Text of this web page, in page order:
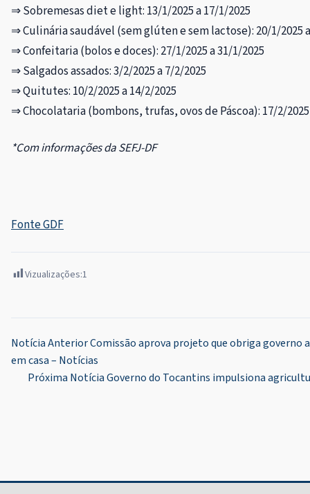
⇒ Sobremesas diet e light: 13/1/2025 a 17/1/2025
⇒ Culinária saudável (sem glúten e sem lactose): 20/1/2025
⇒ Confeitaria (bolos e doces): 27/1/2025 a 31/1/2025
⇒ Salgados assados: 3/2/2025 a 7/2/2025
⇒ Quitutes: 10/2/2025 a 14/2/2025
⇒ Chocolataria (bombons, trufas, ovos de Páscoa): 17/2/2025
*Com informações da SEFJ-DF
Fonte GDF
Vizualizações:1
Navegação
de
Notícia AnteriorComissão aprova projeto que obriga governo
em casa – Notícias
Próxima NotíciaGoverno do Tocantins impulsiona